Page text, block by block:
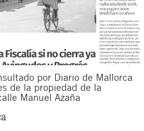
por Diario de Mallorca
de la propiedad de la
Manuel Azaña